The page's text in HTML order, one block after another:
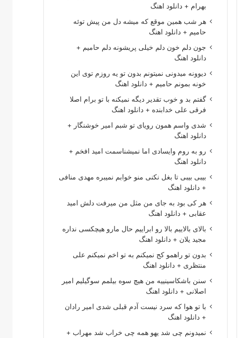
بهرام + دانلود اهنگ
هر شب همین موقع که میشه دل من پیش توئه
حامیم + دانلود اهنگ
جون دلم خون دلم خیلی پریشونه دلم حامیم +
دانلود اهنگ
دیوونه میدونی نمیتونم بدون تو یه روزم توی این
خونه بمونم حامیم + دانلود اهنگ
گفتم بد و خوب تقدیر دیگه نمیکنه با تو برام اصلا
فرقی علی خدابنده + دانلود اهنگ
شدی واسم همون رویای تو شبم امیر خوشنگار +
دانلود اهنگ
رو به روم وایسادی اما نمیشناسمت امید افخم +
دانلود اهنگ
بیبی بیبی تا بغل نکنی منو خوابم نمیبره مهدی منافی
+ دانلود اهنگ
هر کی بود به جای من مثل من میرفت دلش امید
عقابی + دانلود اهنگ
بالای بالاییم بالا رو ابراییم حال مارو هیچکسی نداره
مجید یلان + دانلود اهنگ
بدون تو راهمو کج نمیکنم به تو اخم نمیکنم علی
منتظری + دانلود اهنگ
سنن باشکاسینییه من هیچ سوه بیلمم سوگیلیم امیر
اصلانی + دانلود اهنگ
با تو هوا که سرد نیست آدم قبلی شدی امیر رادان
+ دانلود اهنگ
نمیدونم چی شد یهو همه چی خراب شد مهراب +